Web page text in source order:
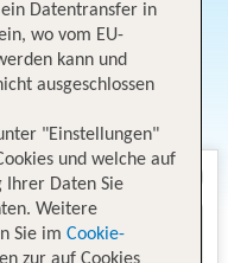
Datentransfer in
wo vom EU-
kann und
ausgeschlossen
"Einstellungen"
und welche auf
Ihrer Daten Sie
Weitere
Sie im Cookie-